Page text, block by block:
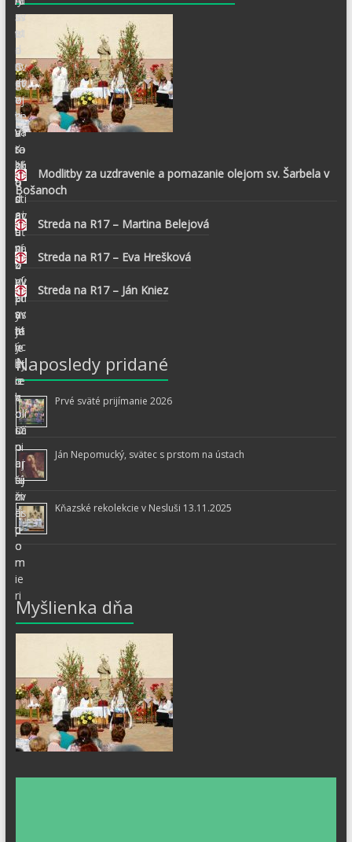
Modlitby za uzdravenie a pomazanie olejom sv. Šarbela v
Bošanoch
Streda na R17 – Martina Belejová
Streda na R17 – Eva Hrešková
Streda na R17 – Ján Kniez
Naposledy pridané
Prvé sväté prijímanie 2026
Ján Nepomucký, svätec s prstom na ústach
Kňazské rekolekcie v Nesluši 13.11.2025
Myšlienka dňa